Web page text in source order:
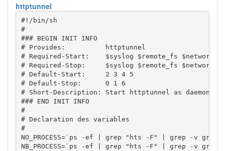
httptunnel
#!/bin/sh
#
### BEGIN INIT INFO
# Provides:          httptunnel
# Required-Start:    $syslog $remote_fs $network
# Required-Stop:     $syslog $remote_fs $network
# Default-Start:     2 3 4 5
# Default-Stop:      0 1 6
# Short-Description: Start httptunnel as daemon at
### END INIT INFO
#
# Declaration des variables
#
NO_PROCESS=` ps -ef grep "hts -F" grep -v grep
NB_PROCESS=` ps -ef grep "hts -F" grep -v grep